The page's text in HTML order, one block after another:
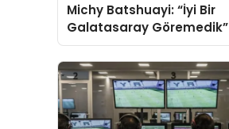
Michy Batshuayi: “İyi Bir
Galatasaray Göremedik”